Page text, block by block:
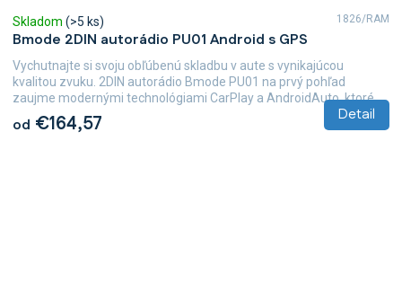
Bmode 2DIN autorádio PU01 Android s GPS
Skladom (>5 ks)
od €164,57 Detail
Vychutnajte si svoju obľúbenú skladbu v aute s vynikajúcou
kvalitou zvuku. 2DIN autorádio Bmode PU01 na prvý pohľad
zaujme modernými technológiami CarPlay a AndroidAuto, ktoré...
1826/RAM